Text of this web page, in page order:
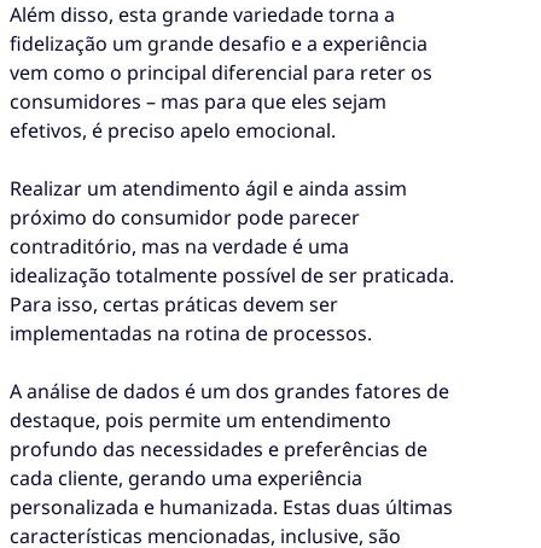
Além disso, esta grande variedade torna a
fidelização um grande desafio e a experiência
vem como o principal diferencial para reter os
consumidores – mas para que eles sejam
efetivos, é preciso apelo emocional.
Realizar um atendimento ágil e ainda assim
próximo do consumidor pode parecer
contraditório, mas na verdade é uma
idealização totalmente possível de ser praticada.
Para isso, certas práticas devem ser
implementadas na rotina de processos.
A análise de dados é um dos grandes fatores de
destaque, pois permite um entendimento
profundo das necessidades e preferências de
cada cliente, gerando uma experiência
personalizada e humanizada. Estas duas últimas
características mencionadas, inclusive, são